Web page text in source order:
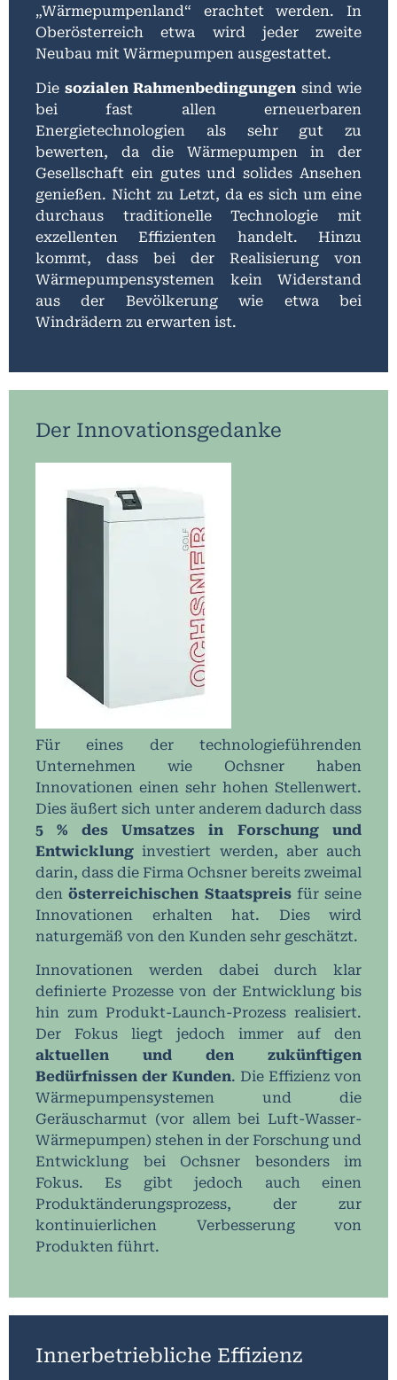
„Wärmepumpenland“ erachtet werden. In
Oberösterreich etwa wird jeder zweite
Neubau mit Wärmepumpen ausgestattet.
Die sozialen Rahmenbedingungen sind wie
bei fast allen erneuerbaren
Energietechnologien als sehr gut zu
bewerten, da die Wärmepumpen in der
Gesellschaft ein gutes und solides Ansehen
genießen. Nicht zu Letzt, da es sich um eine
durchaus traditionelle Technologie mit
exzellenten Effizienten handelt. Hinzu
kommt, dass bei der Realisierung von
Wärmepumpensystemen kein Widerstand
aus der Bevölkerung wie etwa bei
Windrädern zu erwarten ist.
Der Innovationsgedanke
Für eines der technologieführenden
Unternehmen wie Ochsner haben
Innovationen einen sehr hohen Stellenwert.
Dies äußert sich unter anderem dadurch dass
5 % des Umsatzes in Forschung und
Entwicklung investiert werden, aber auch
darin, dass die Firma Ochsner bereits zweimal
denösterreichischen Staatspreisfür seine
Innovationen erhalten hat. Dies wird
naturgemäß von den Kunden sehr geschätzt.
Innovationen werden dabei durch klar
definierte Prozesse von der Entwicklung bis
hin zum Produkt-Launch-Prozess realisiert.
Der Fokus liegt jedoch immer auf den
aktuellen und den zukünftigen
Bedürfnissen der Kunden. Die Effizienz von
Wärmepumpensystemen und die
Geräuscharmut (vor allem bei Luft-Wasser-
Wärmepumpen) stehen in der Forschung und
Entwicklung bei Ochsner besonders im
Fokus. Es gibt jedoch auch einen
Produktänderungsprozess, der zur
kontinuierlichen Verbesserung von
Produkten führt.
Innerbetriebliche Effizienz